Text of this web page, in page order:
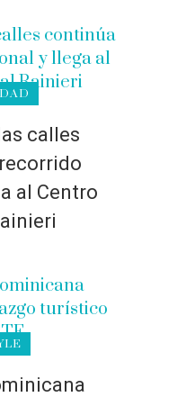
calles
al Centro